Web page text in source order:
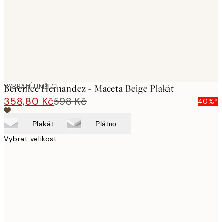
VYBRANÍ UMĚLCI
Berenice Hernandez - Maceta Beige Plakát
358,80 Kč598 Kč 40%*
Plakát Plátno
Vybrat velikost